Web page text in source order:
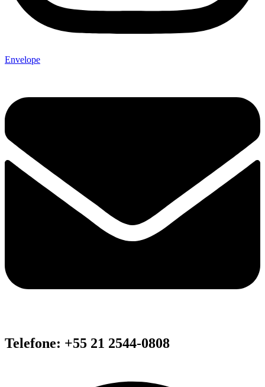
Envelope
Telefone: +55 21 2544-0808